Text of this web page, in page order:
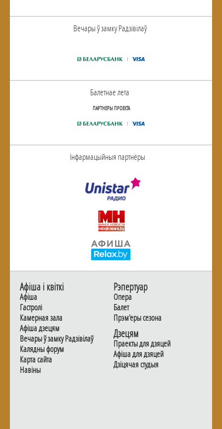
Вечары ў замку Радзiвiлаў
Балетнае лета
ПАРТНЕРЫ ПРОЕКТА
Інфармацыйныя партнёры
Афiша i квiткi
Афiша
Гастролi
Камерная зала
Афiша дзецям
Вечары ў замку Радзiвiлаў
Калядны форум
Карта сайта
Навiны
Рэпертуар
Опера
Балет
Прэм'еры сезона
Дзецям
Праекты для дзяцей
Афiша для дзяцей
Дзiцячая студыя